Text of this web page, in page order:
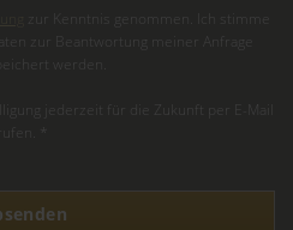
zur Kenntnis genommen. Ich stimme
zur Beantwortung meiner Anfrage
werden.
jederzeit für die Zukunft per E-Mail
*